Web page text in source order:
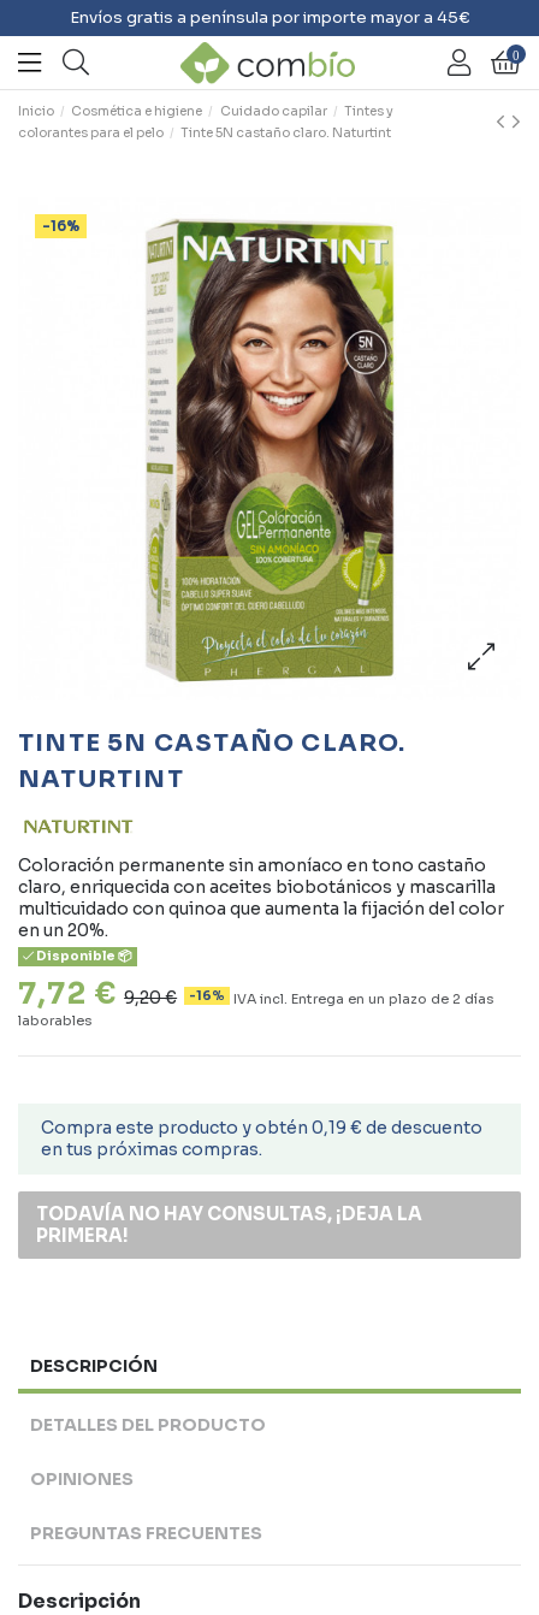
Envíos gratis a península por importe mayor a 45€
0
Inicio Cosmética e higiene Cuidado capilar
Tintes y
colorantes para el pelo
Tinte 5N castaño claro. Naturtint
-16%
TINTE 5N CASTAÑO CLARO.
NATURTINT
Coloración permanente sin amoníaco en tono castaño
claro, enriquecida con aceites biobotánicos y mascarilla
multicuidado con quinoa que aumenta la fijación del color
en un 20%.
Disponible 📦
7,72 € 9,20 € -16% IVA incl. Entrega en un plazo de 2 días
laborables
Compra este producto y obtén 0,19 € de descuento
en tus próximas compras.
TODAVÍA NO HAY CONSULTAS, ¡DEJA LA
PRIMERA!
DESCRIPCIÓN
DETALLES DEL PRODUCTO
OPINIONES
PREGUNTAS FRECUENTES
Descripción